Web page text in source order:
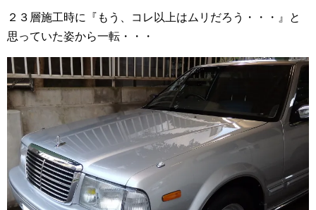
２３層施工時に『もう、コレ以上はムリだろう・・・』と
思っていた姿から一転・・・